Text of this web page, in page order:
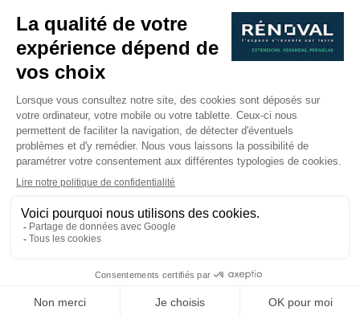
25 idées de vérandas design
Un été pour une véranda
Portes Ouvertes Véranda Extension Suisse | 26-27 Juin
Une ombre avec une pergola aluminium
portes ouvertes véranda sur mesure
Nous Suivre
Copyright © 2017 - Rénoval Suisse